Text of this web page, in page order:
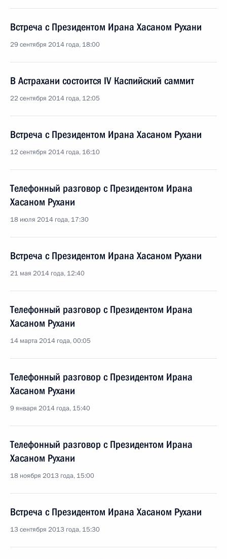
Встреча с Президентом Ирана Хасаном Рухани
29 сентября 2014 года, 18:00
В Астрахани состоится IV Каспийский саммит
22 сентября 2014 года, 12:05
Встреча с Президентом Ирана Хасаном Рухани
12 сентября 2014 года, 16:10
Телефонный разговор с Президентом Ирана
Хасаном Рухани
18 июля 2014 года, 17:30
Встреча с Президентом Ирана Хасаном Рухани
21 мая 2014 года, 12:40
Телефонный разговор с Президентом Ирана
Хасаном Рухани
14 марта 2014 года, 00:05
Телефонный разговор с Президентом Ирана
Хасаном Рухани
9 января 2014 года, 15:40
Телефонный разговор с Президентом Ирана
Хасаном Рухани
18 ноября 2013 года, 15:00
Встреча с Президентом Ирана Хасаном Рухани
13 сентября 2013 года, 15:30